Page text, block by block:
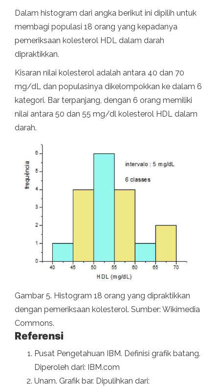
Dalam histogram dari angka berikut ini dipilih untuk
membagi populasi 18 orang yang kepadanya
pemeriksaan kolesterol HDL dalam darah
dipraktikkan.
Kisaran nilai kolesterol adalah antara 40 dan 70
mg/dL dan populasinya dikelompokkan ke dalam 6
kategori. Bar terpanjang, dengan 6 orang memiliki
nilai antara 50 dan 55 mg/dl kolesterol HDL dalam
darah.
Gambar 5. Histogram 18 orang yang dipraktikkan
dengan pemeriksaan kolesterol. Sumber: Wikimedia
Commons.
Referensi
Pusat Pengetahuan IBM. Definisi grafik batang.
Diperoleh dari: IBM.com
Unam. Grafik bar. Dipulihkan dari: